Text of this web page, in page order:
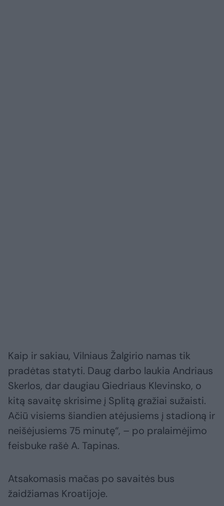
Kaip ir sakiau, Vilniaus Žalgirio namas tik
pradėtas statyti. Daug darbo laukia Andriaus
Skerlos, dar daugiau Giedriaus Klevinsko, o
kitą savaitę skrisime į Splitą gražiai sužaisti.
Ačiū visiems šiandien atėjusiems į stadioną ir
neišėjusiems 75 minutę“, – po pralaimėjimo
feisbuke rašė A. Tapinas.
Atsakomasis mačas po savaitės bus
žaidžiamas Kroatijoje.